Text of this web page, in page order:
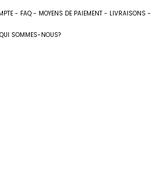
FAQ MOYENS DE PAIEMENT LIVRAISONS
QUI SOMMES-NOUS?